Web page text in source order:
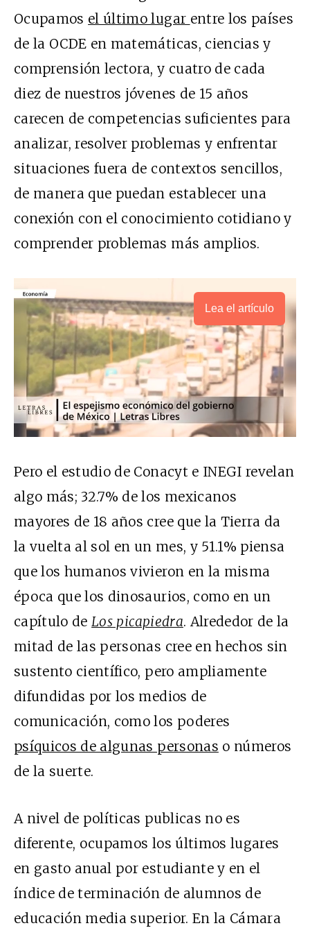
Ocupamos el último lugar entre los países
de la OCDE en matemáticas, ciencias y
comprensión lectora, y cuatro de cada
diez de nuestros jóvenes de 15 años
carecen de competencias suficientes para
analizar, resolver problemas y enfrentar
situaciones fuera de contextos sencillos,
de manera que puedan establecer una
conexión con el conocimiento cotidiano y
comprender problemas más amplios.
Lea el artículo
Pero el estudio de Conacyt e INEGI revelan
algo más; 32.7% de los mexicanos
mayores de 18 años cree que la Tierra da
la vuelta al sol en un mes, y 51.1% piensa
que los humanos vivieron en la misma
época que los dinosaurios, como en un
capítulo deLos picapiedra. Alrededor de la
mitad de las personas cree en hechos sin
sustento científico, pero ampliamente
difundidas por los medios de
comunicación, como los poderes
psíquicos de algunas personas o números
de la suerte.
A nivel de políticas publicas no es
diferente, ocupamos los últimos lugares
en gasto anual por estudiante y en el
índice de terminación de alumnos de
educación media superior. En la Cámara